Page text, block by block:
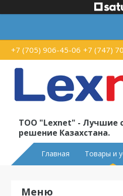
+7 (705) 906-45-06 +7 (747)
ТОО "Lexnet" - Лучшие
решение Казахстана.
Главная Товары и